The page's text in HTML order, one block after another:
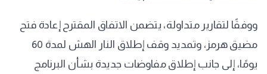
ووفقًا لتقارير متداولة، يتضمن الاتفاق المقترح إعادة فتح
مضيق هرمز، وتمديد وقف إطلاق النار الهش لمدة 60
يومًا، إلى جانب إطلاق مفاوضات جديدة بشأن البرنامج